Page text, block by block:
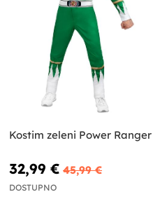
Kostim zeleni Power Ranger
32,99 € 45,99 €
DOSTUPNO